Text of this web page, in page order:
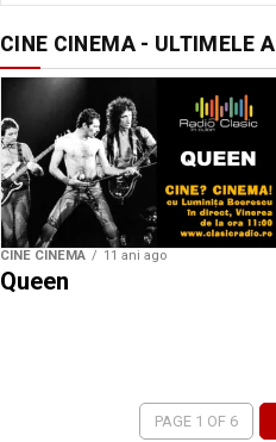
CINE CINEMA - ULTIMELE
CINE CINEMA 11 ani ago
Queen
PAGE 1 OF 6